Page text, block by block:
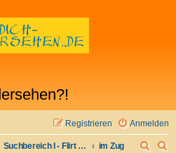
Anmelden
Registrieren
Suchbereich I - Flirt verloren- Flirt wiederfinden im Zug